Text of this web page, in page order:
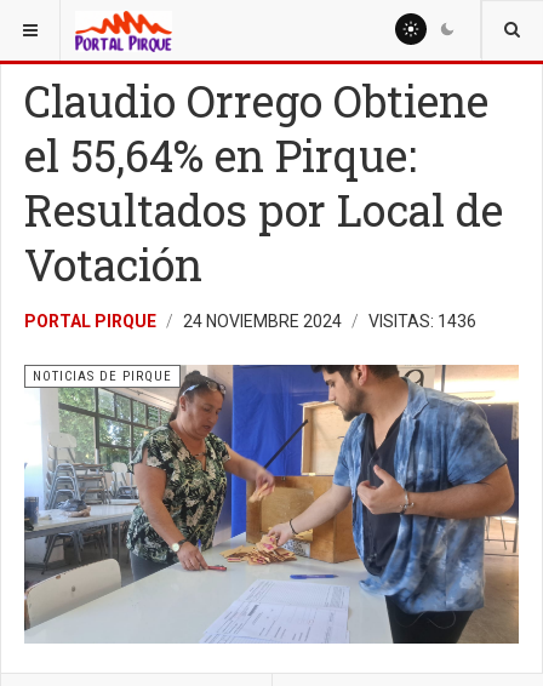
ESTÁ AQUÍ: NOTICIAS
Claudio Orrego Obtiene
el 55,64% en Pirque:
Resultados por Local de
Votación
PORTAL PIRQUE 24 NOVIEMBRE 2024 VISITAS: 1436
NOTICIAS DE PIRQUE